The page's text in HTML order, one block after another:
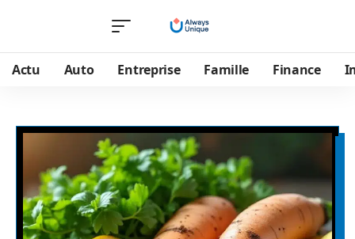
Actu Auto Entreprise Famille Finance